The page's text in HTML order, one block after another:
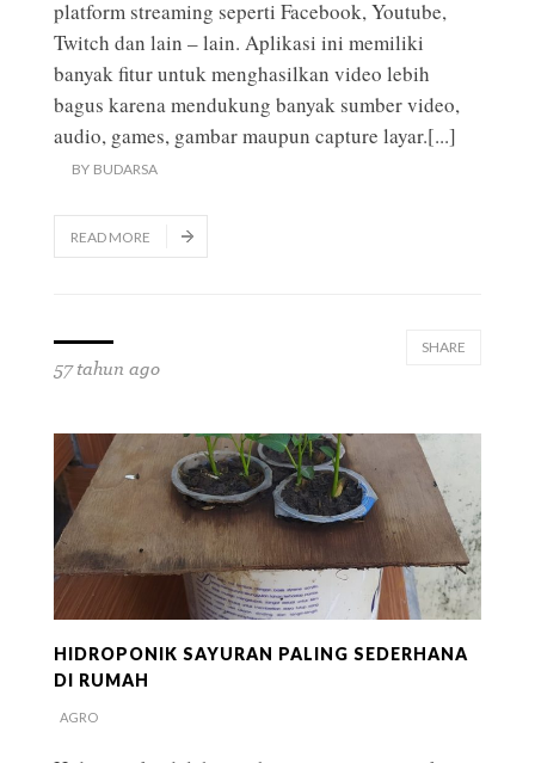
platform streaming seperti Facebook, Youtube,
Twitch dan lain – lain. Aplikasi ini memiliki
banyak fitur untuk menghasilkan video lebih
bagus karena mendukung banyak sumber video,
audio, games, gambar maupun capture layar.[...]
BY BUDARSA
READ MORE
57 tahun ago
SHARE
HIDROPONIK SAYURAN PALING SEDERHANA
DI RUMAH
AGRO